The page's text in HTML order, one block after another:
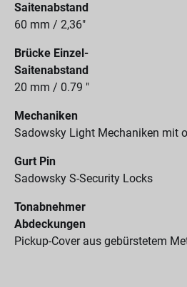
Saitenabstand
60 mm / 2,36"
Brücke Einzel-
Saitenabstand
20 mm / 0.79 "
Mechaniken
Sadowsky Light Mechaniken mit
Gurt Pin
Sadowsky S-Security Locks
Tonabnehmer
Abdeckungen
Pickup-Cover aus gebürstetem